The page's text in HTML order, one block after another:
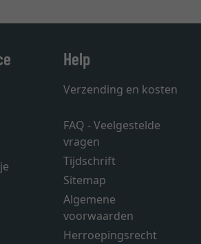
Help
Verzending en kosten
FAQ - Veelgestelde
vragen
Tijdschrift
Sitemap
Algemene
voorwaarden
Herroepingsrecht